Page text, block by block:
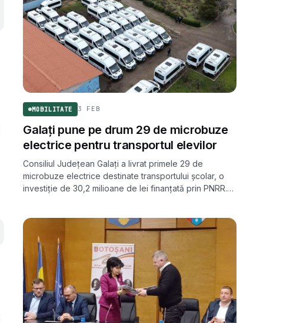
MOBILITATE 3 FEB
Galați pune pe drum 29 de microbuze
electrice pentru transportul elevilor
Consiliul Județean Galați a livrat primele 29 de
microbuze electrice destinate transportului școlar, o
investiție de 30,2 milioane de lei finanțată prin PNRR.